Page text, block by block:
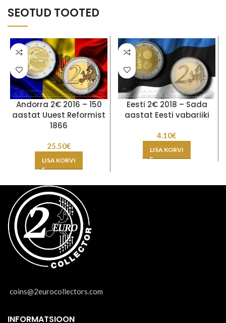
SEOTUD TOOTED
Andorra 2€ 2016 – 150
aastat Uuest Reformist
1866
25.50€
LISA KORVI
Eesti 2€ 2018 – Sada
aastat Eesti vabariiki
4.10€
LISA KORVI
coins@2eurocollectors.com
INFORMATSIOON